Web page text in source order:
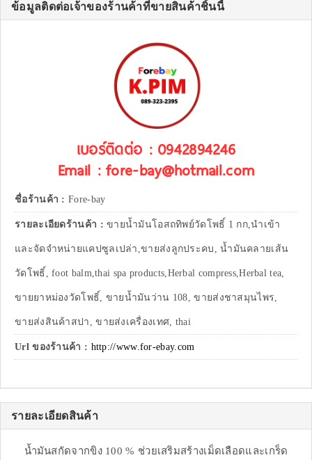
ข้อมูลติดต่อเจ้าของร้านค้าที่ขายสินค้าชิ้นนี้
เบอร์ติดต่อ : 0942894246
Email : fore-bay@hotmail.com
ชื่อร้านค้า : Fore-bay
รายละเอียดร้านค้า :ขายน้ำมันโอสถทิพย์วัดโพธิ์ 1 กก,นำเข้า
และจัดจำหน่ายแคปซูลเปล่า,ขายส่งลูกประคบ, น้ำมันคลายเส้น
วัดโพธิ์, foot balm,thai spa products,Herbal compress,Herbal tea,
ขายยาหม่องวัดโพธิ์, ขายน้ำมันว่าน 108, ขายส่งชาสมุนไพร,
ขายส่งสินค้าสปา, ขายส่งเครื่องเทศ, thai
Url ของร้านค้า : http://www.for-ebay.com
รายละเอียดสินค้า
น้ำมันสกัดจากขิง 100 % ช่วยเสริมสร้างเม็ดเลือดและเกร็ด